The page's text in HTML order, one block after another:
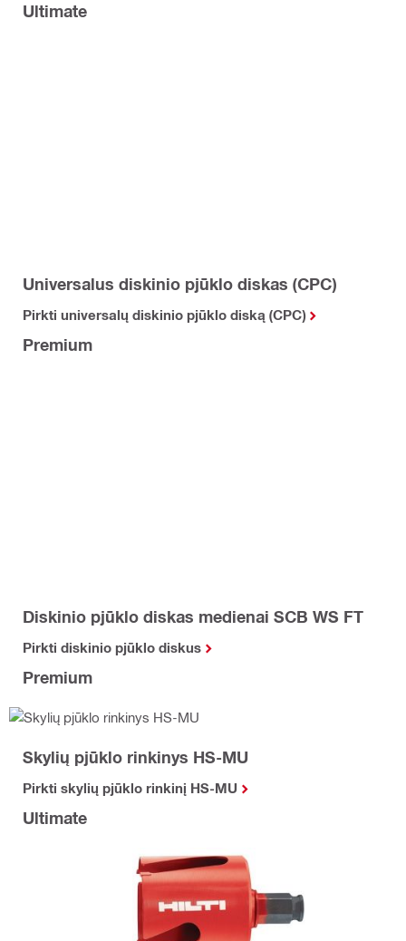
Ultimate
Universalus diskinio pjūklo diskas (CPC)
Pirkti universalų diskinio pjūklo diską (CPC)
Premium
Diskinio pjūklo diskas medienai SCB WS FT
Pirkti diskinio pjūklo diskus
Premium
Skylių pjūklo rinkinys HS-MU
Pirkti skylių pjūklo rinkinį HS-MU
Ultimate